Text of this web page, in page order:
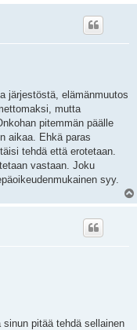
järjestöstä, elämänmuutos
mutta
pitemmän päälle
aikaa. Ehkä paras
tehdä että erotetaan.
vastaan. Joku
syy.
pitää tehdä sellainen